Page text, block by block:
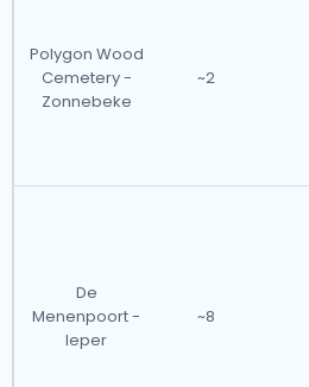
Polygon Wood
Cemetery -
Zonnebeke
~2
De
Menenpoort -
Ieper
~8